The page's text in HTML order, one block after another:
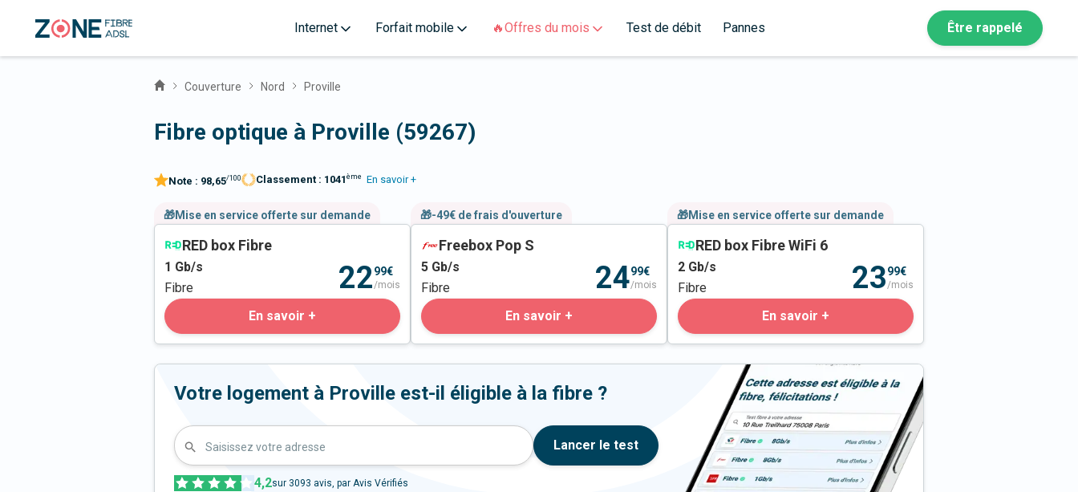
Internet Forfait mobile 🔥Offres du mois Test de débit Pannes Être rappelé
Couverture Nord Proville
Fibre optique à Proville (59267)
Note : 98,65/100 Classement : 1041 ème En savoir +
🎁Mise en service offerte sur demande
RED box Fibre
1 Gb/s
Fibre
2299€
/mois
En savoir +
🎁-49€ de frais d'ouverture
Freebox Pop S
5 Gb/s
Fibre
2499€
/mois
En savoir +
🎁Mise en service offerte sur demande
RED box Fibre WiFi 6
2 Gb/s
Fibre
2399€
/mois
En savoir +
Votre logement à Proville est-il éligible à la fibre ?
Saisissez votre adresse Lancer le test
4,2sur 3093 avis, par Avis Vérifiés